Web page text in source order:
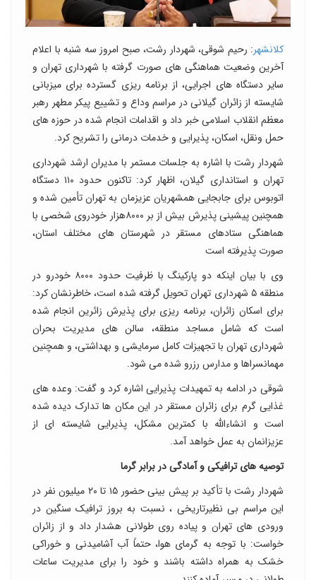
کلانشهر: رحیم شوقی، شهردار رشت، صبح امروز سه شنبه با اعلام
آخرین وضعیت هماهنگی های صورت گرفته با شهرداری تهران و
سایر دستگاه های اجرایی، از برنامه ریزی گسترده برای میزبانی
شایسته از زائران گیلانی در مراسم وداع و تشییع پیکر مطهر رهبر
معظم انقلاب اسلامی خبر داد و اقدامات انجام شده در حوزه های
حمل ونقل، اسکان، پذیرایی و خدمات درمانی را تشریح کرد.
شهردار رشت با اشاره به جلسات مستمر با مدیران ارشد شهرداری
تهران و استانداری گیلان، اظهار کرد: تاکنون حدود ۱۱۰ دستگاه
اتوبوس برای جابجایی همشهریان عزیزمان به تهران تأمین شده و
همچنین پیشینی پذیرش بیش از بر ۸۰۰۰هزار خودروی شخصی با
هماهنگی ستادهای مستقر در شهرستان های مختلف استان،
صورت پذیرفته است
وی با بیان اینکه دو پارکینگ با ظرفیت حدود ۸۰۰۰ خودرو در
منطقه ۵ شهرداری تهران تحویل گرفته شده است، خاطرنشان کرد:
برای اسکان زائران، برنامه ریزی برای پذیرش زائرین انجام شده
است که شامل مساجد منطقه، سالن های مدیریت بحران
شهرداری تهران با تجهیزات کامل سرمایشی و بهداشتی، و همچنین
مهمانسراها و مدارس رزرو شده می شود.
شوقی در ادامه به تمهیدات پذیرایی اشاره کرد و گفت: وعده های
غذایی گرم برای زائران مستقر در این مکان ها تدارک دیده شده
است و انشاءالله با کمترین مشکل، پذیرایی شایسته ای از
عزیزانمان به عمل خواهد آمد.
توصیه های ترافیکی و آمادگی در برابر گرما
شهردار رشت با تأکید بر پیش بینی حضور ۱۵ تا ۲۰ میلیون نفر در
این مراسم بی نظیرتاریخی ، نسبت به بروز ترافیک سنگین در
ورودی های تهران و پیاده روی طولانی هشدار داد و از زائران
خواست: با توجه به گرمای هوا، حتماً آب آشامیدنی و خوراکی
خشک به همراه داشته باشند و خود را برای مدیریت ساعات